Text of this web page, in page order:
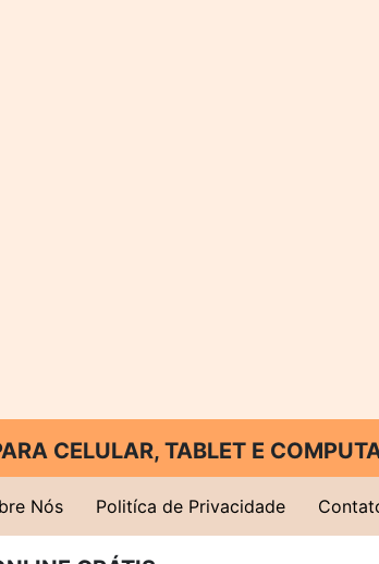
CELULAR, TABLET E
Nós Politíca de Privacidade